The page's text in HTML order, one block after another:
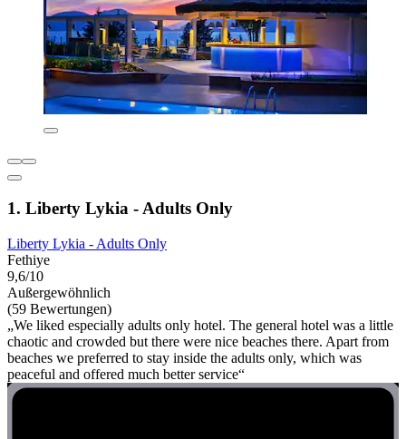
1. Liberty Lykia - Adults Only
Liberty Lykia - Adults Only
Fethiye
9,6/10
Außergewöhnlich
(59 Bewertungen)
„We liked especially adults only hotel. The general hotel was a little
chaotic and crowded but there were nice beaches there. Apart from
beaches we preferred to stay inside the adults only, which was
peaceful and offered much better service“